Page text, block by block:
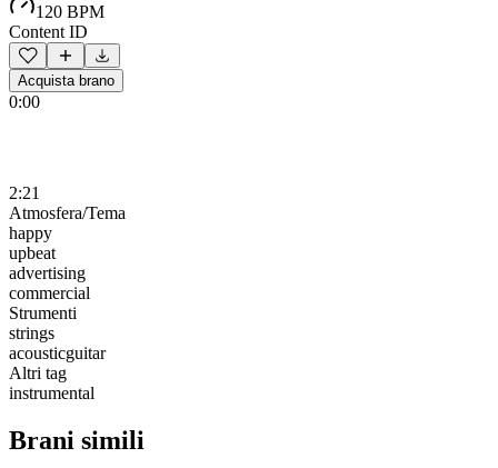
120 BPM
Content ID
Acquista brano
0:00
2:21
Atmosfera/Tema
happy
upbeat
advertising
commercial
Strumenti
strings
acousticguitar
Altri tag
instrumental
Brani simili